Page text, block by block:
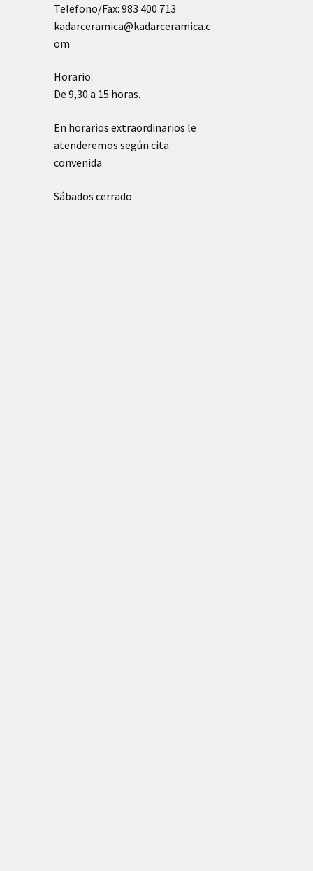
Telefono/Fax: 983 400 713
kadarceramica@kadarceramica.c
om
Horario:
De 9,30 a 15 horas.
En horarios extraordinarios le
atenderemos según cita
convenida.
Sábados cerrado